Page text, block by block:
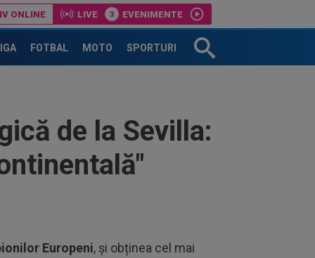
ONLINE LIVE EVENIMENTE
FOTBAL MOTO SPORTURI
de la Sevilla:
Europeni, și obținea cel mai